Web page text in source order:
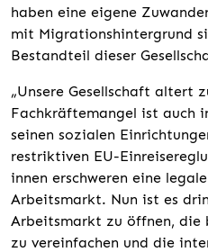
haben eine eigene
mit Migrationshintergrund
Bestandteil dieser
„Unsere Gesellschaft altert
Fachkräftemangel ist auch
seinen sozialen
restriktiven EU-
innen erschweren eine
Arbeitsmarkt. Nun ist es
Arbeitsmarkt zu öffnen, die
zu vereinfachen und die